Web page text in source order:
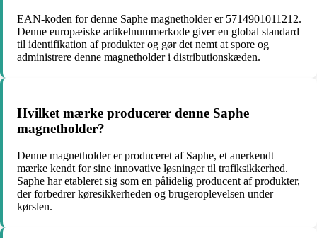
EAN-koden for denne Saphe magnetholder er 5714901011212.
Denne europæiske artikelnummerkode giver en global standard
til identifikation af produkter og gør det nemt at spore og
administrere denne magnetholder i distributionskæden.
Hvilket mærke producerer denne Saphe
magnetholder?
Denne magnetholder er produceret af Saphe, et anerkendt
mærke kendt for sine innovative løsninger til trafiksikkerhed.
Saphe har etableret sig som en pålidelig producent af produkter,
der forbedrer køresikkerheden og brugeroplevelsen under
kørslen.